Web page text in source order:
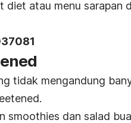
atau menu sarapan
tidak mengandung
smoothies dan salad